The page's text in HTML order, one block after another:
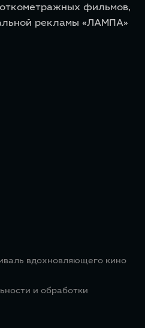
фильмов,
рекламы «ЛАМПА»
вдохновляющего кино
и обработки